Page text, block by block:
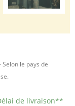
Selon le pays de
de livraison**